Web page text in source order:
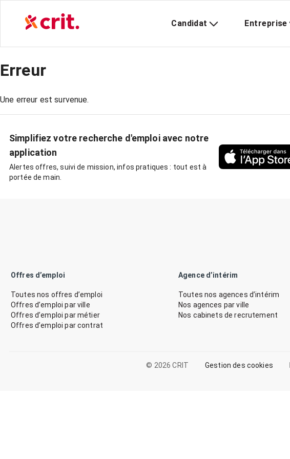
Candidat Entreprise
Erreur
Une erreur est survenue.
Simplifiez votre recherche d'emploi avec notre
application
Alertes offres, suivi de mission, infos pratiques : tout est à
portée de main.
Offres d’emploi
Toutes nos offres d’emploi
Offres d’emploi par ville
Offres d’emploi par métier
Offres d’emploi par contrat
Agence d’intérim
Toutes nos agences d’intérim
Nos agences par ville
Nos cabinets de recrutement
© 2026 CRIT Gestion des cookies